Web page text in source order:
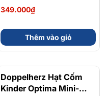
Bảo Vệ Da, Làm Chậm
Quá Trình Lão Hóa Hộp
30 Viên
349.000₫
Thêm vào giỏ
Doppelherz Hạt Cốm
Kinder Optima Mini-